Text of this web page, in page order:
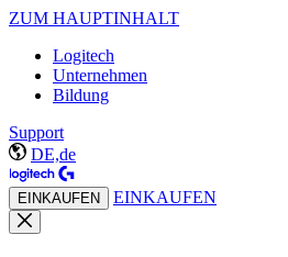
ZUM HAUPTINHALT
Logitech
Unternehmen
Bildung
Support
DE,de
EINKAUFEN EINKAUFEN